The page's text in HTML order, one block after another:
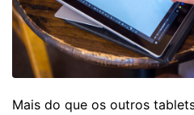
Mais do que os outros